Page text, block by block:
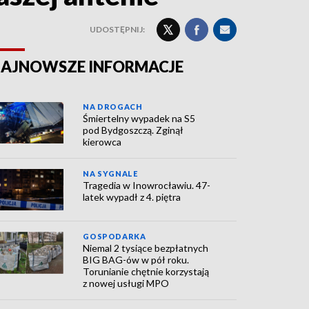
UDOSTĘPNIJ:
INFORMACJE
NA DROGACH
Śmiertelny wypadek na S5
pod Bydgoszczą. Zginął
kierowca
NA SYGNALE
Tragedia w Inowrocławiu. 47-
latek wypadł z 4. piętra
GOSPODARKA
Niemal 2 tysiące bezpłatnych
BIG BAG-ów w pół roku.
Torunianie chętnie korzystają
z nowej usługi MPO